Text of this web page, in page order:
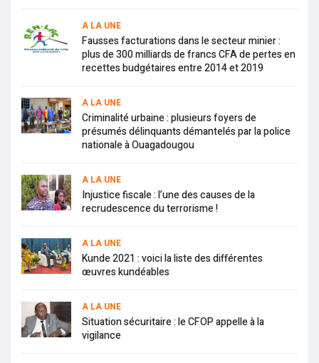
A LA UNE
Fausses facturations dans le secteur minier :
plus de 300 milliards de francs CFA de pertes en
recettes budgétaires entre 2014 et 2019
A LA UNE
Criminalité urbaine : plusieurs foyers de
présumés délinquants démantelés par la police
nationale à Ouagadougou
A LA UNE
Injustice fiscale : l’une des causes de la
recrudescence du terrorisme !
A LA UNE
Kunde 2021 : voici la liste des différentes
œuvres kundéables
A LA UNE
Situation sécuritaire : le CFOP appelle à la
vigilance